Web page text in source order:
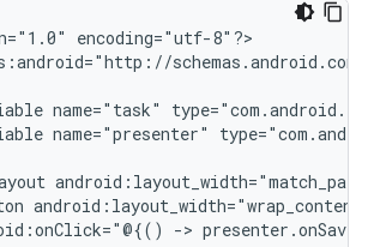
encoding="utf-8"?>
name="task"
name="presenter"
->